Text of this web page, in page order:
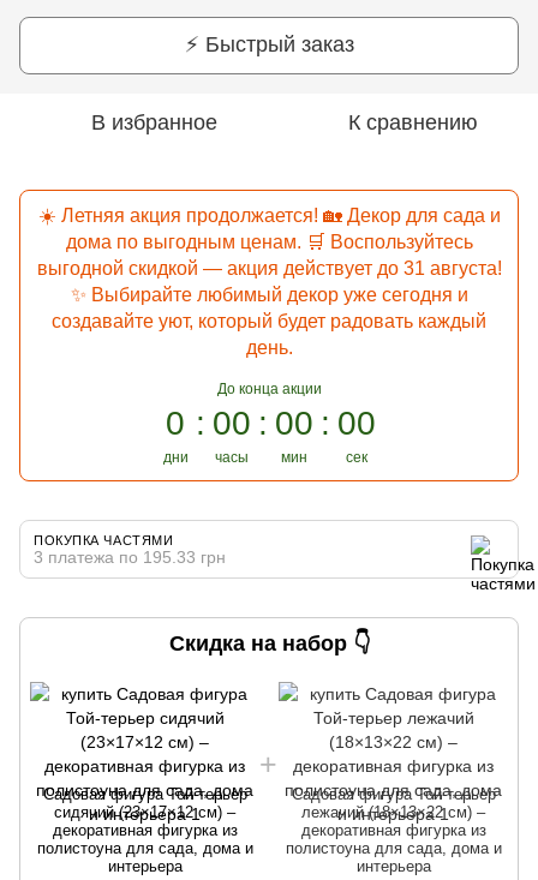
⚡ Быстрый заказ
В избранное К сравнению
☀️ Летняя акция продолжается! 🏡 Декор для сада и
дома по выгодным ценам. 🛒 Воспользуйтесь
выгодной скидкой — акция действует до 31 августа!
✨ Выбирайте любимый декор уже сегодня и
создавайте уют, который будет радовать каждый
день.
До конца акции
0
дни
00
часы
00
мин
00
сек
ПОКУПКА ЧАСТЯМИ
3 платежа по 195.33 грн
Скидка на набор 👇
Садовая фигура Той-терьер
сидячий (23×17×12 см) –
декоративная фигурка из
полистоуна для сада, дома и
интерьера
Садовая фигура Той-терьер
лежачий (18×13×22 см) –
декоративная фигурка из
полистоуна для сада, дома и
интерьера